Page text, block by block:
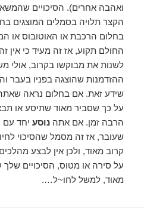
ואהבה אחרים). הסיכויים
הקצר תלויה בסמלים המוצגים
בחלום הרכבת או האוטובוס או
החולם תקוע, אז זה מעיד כי אין
לשנות את מבוקשו בקרוב, אולי
ההזדמנות שהוצגה בפניו בעבר
שידע זאת. אם בחלום נראה
על כך שסביר מאוד שתיסע או
הרבה זמן. אם אתהנוסע יחד עם
שעובר, אז זה מסמל שהסיכוי
קרוב מאוד, ולכן אין לבצע
על סירה או מטוס, הסיכויים שלך
מאוד, למשל לחו~ל….